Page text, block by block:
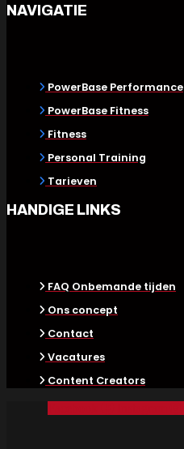
NAVIGATIE
PowerBase Performance
PowerBase Fitness
Fitness
Personal Training
Tarieven
HANDIGE LINKS
FAQ Onbemande tijden
Ons concept
Contact
Vacatures
Content Creators